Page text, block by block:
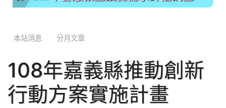
本站消息 分月文章
108年嘉義縣推動創新
行動方案實施計畫